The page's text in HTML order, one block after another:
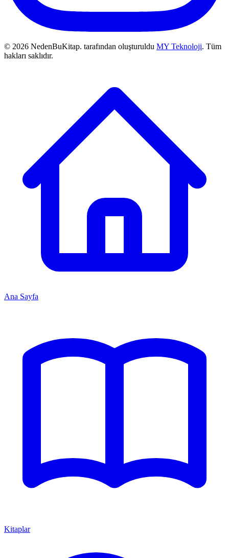
© 2026 NedenBuKitap. tarafından oluşturuldu MY Teknoloji. Tüm
hakları saklıdır.
Ana Sayfa
Kitaplar